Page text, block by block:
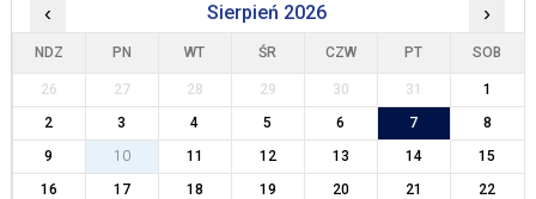
‹ Sierpień 2026 ›
NDZ PN WT ŚR CZW PT SOB
26 27 28 29 30 31
1
2
3 4 5 6 7
8
9
10 11 12 13 14
15
16
17 18 19 20 21
22